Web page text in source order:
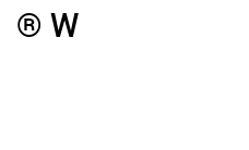
® W